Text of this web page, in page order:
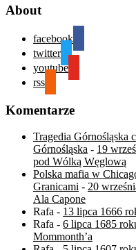
About
facebook
twitter
youtube
rss
Komentarze
Tragedia Górnośląska
Górnośląska - 19
pod Wólką Węglową
Polska mafia w
Granicami - 20
Ala Capone
Rafa - 13 lipca 1666
Rafa - 6 lipca 1685
Mommonth’a